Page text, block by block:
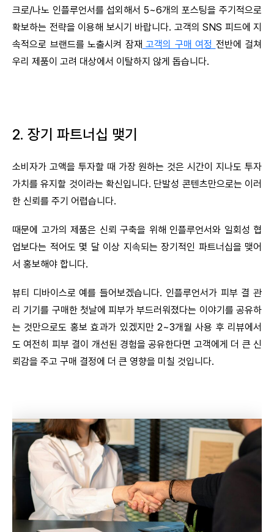
크로/나노 인플루언서를 섭외해서 5~6개의 포스팅을 주기적으로
확보하는 전략을 이용해 보시기 바랍니다. 고객의 SNS 피드에 지
속적으로 브랜드를 노출시켜 잠재 고객의 구매 여정 전반에 걸쳐
우리 제품이 고려 대상에서 이탈하지 않게 돕습니다.
2. 장기 파트너십 맺기
소비자가 고액을 투자할 때 가장 원하는 것은 시간이 지나도 투자
가치를 유지할 것이라는 확신입니다. 단발성 콘텐츠만으로는 이러
한 신뢰를 주기 어렵습니다.
때문에 고가의 제품은 신뢰 구축을 위해 인플루언서와 일회성 협
업보다는 적어도 몇 달 이상 지속되는 장기적인 파트너십을 맺어
서 홍보해야 합니다.
뷰티 디바이스로 예를 들어보겠습니다. 인플루언서가 피부 결 관
리 기기를 구매한 첫날에 피부가 부드러워졌다는 이야기를 공유하
는 것만으로도 홍보 효과가 있겠지만 2~3개월 사용 후 리뷰에서
도 여전히 피부 결이 개선된 경험을 공유한다면 고객에게 더 큰 신
뢰감을 주고 구매 결정에 더 큰 영향을 미칠 것입니다.